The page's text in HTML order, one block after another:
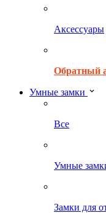
Аксессуары
Обратный
Умные замки
Все
Умные
Замки для